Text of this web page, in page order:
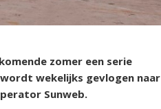
zomer een serie
wekelijks gevlogen naar
Sunweb.